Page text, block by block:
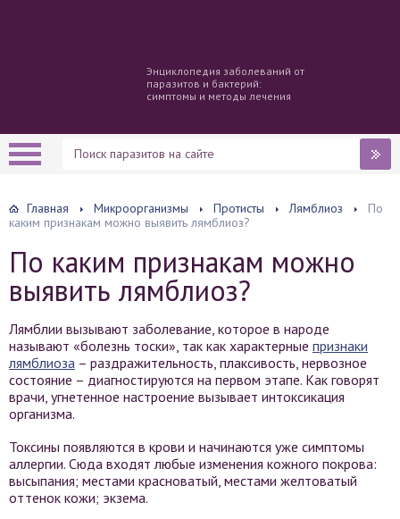
Энциклопедия заболеваний от
паразитов и бактерий:
симптомы и методы лечения
Главная Микроорганизмы Протисты Лямблиоз
По
каким признакам можно выявить лямблиоз?
По каким признакам можно
выявить лямблиоз?
Лямблии вызывают заболевание, которое в народе
называют «болезнь тоски», так как характерные признаки
лямблиоза – раздражительность, плаксивость, нервозное
состояние – диагностируются на первом этапе. Как говорят
врачи, угнетенное настроение вызывает интоксикация
организма.
Токсины появляются в крови и начинаются уже симптомы
аллергии. Сюда входят любые изменения кожного покрова:
высыпания; местами красноватый, местами желтоватый
оттенок кожи; экзема.